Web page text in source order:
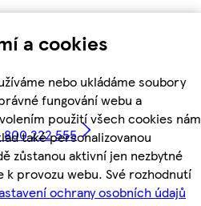
a cookies
nebo ukládáme soubory
fungování webu a
použití všech cookies nám
také personalizovanou
zůstanou aktivní jen nezbytné
provozu webu. Své rozhodnutí
ochrany osobních údajů
222 555